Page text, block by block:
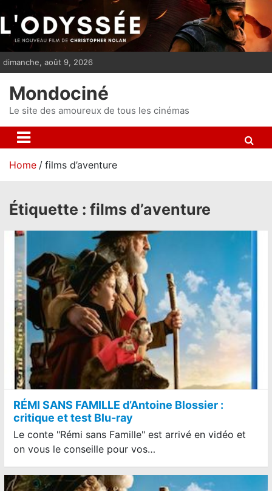
i
p
t
n
t
dimanche, août 9, 2026
Mondociné
Le site des amoureux de tous les cinémas
Home films d’aventure
Étiquette : films d’aventure
RÉMI SANS FAMILLE d’Antoine Blossier :
critique et test Blu-ray
Le conte "Rémi sans Famille" est arrivé en vidéo et
on vous le conseille pour vos…